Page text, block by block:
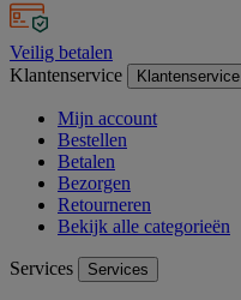
Veilig betalen
Klantenservice
Klantenservice
Mijn account
Bestellen
Betalen
Bezorgen
Retourneren
Bekijk alle categorieën
Services Services